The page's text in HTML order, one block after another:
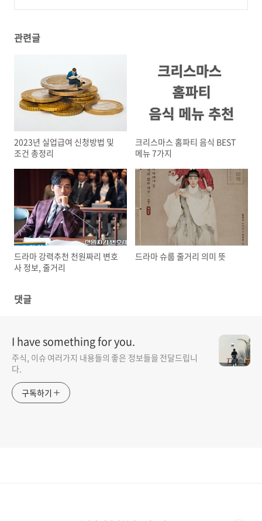
관련글
2023년 실업급여 신청방법 및
조건 총정리
크리스마스 홈파티 음식 BEST
메뉴 7가지
드라마 강력추천 천원짜리 변호
사 정보, 줄거리
드라마 슈룹 줄거리 의미 뜻
댓글
I have something for you.
주식, 이슈 여러가지 내용들의 좋은 정보들을 전달드립니
다.
구독하기